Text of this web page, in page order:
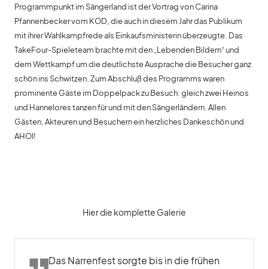
Programmpunkt im Sängerland ist der Vortrag von Carina
Pfannenbecker vom KOD, die auch in diesem Jahr das Publikum
mit ihrer Wahlkampfrede als Einkaufsministerin überzeugte. Das
TakeFour-Spieleteam brachte mit den „Lebenden Bildern“ und
dem Wettkampf um die deutlichste Ausprache die Besucher ganz
schön ins Schwitzen. Zum Abschluß des Programms waren
prominente Gäste im Doppelpack zu Besuch: gleich zwei Heinos
und Hannelores tanzen für und mit den Sängerländern. Allen
Gästen, Akteuren und Besuchern ein herzliches Dankeschön und
AHOI!
Hier die komplette Galerie
Das Narrenfest sorgte bis in die frühen